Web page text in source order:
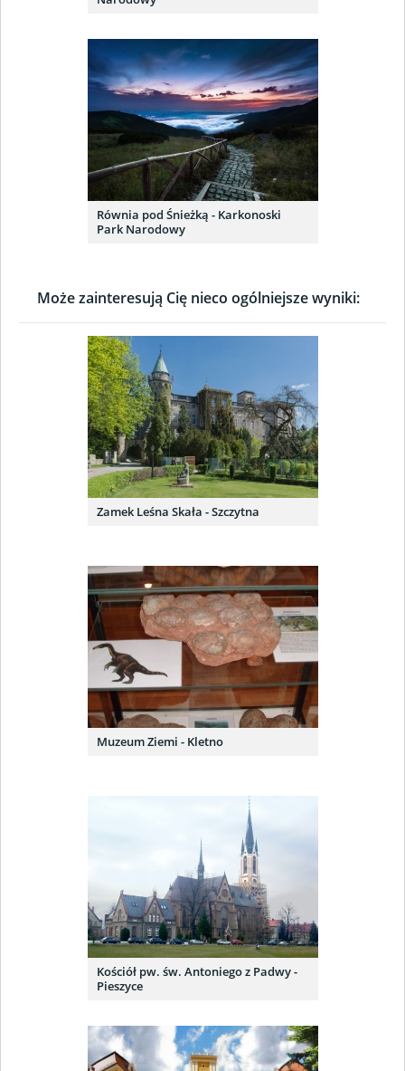
Równia pod Śnieżką - Karkonoski
Park Narodowy
Może zainteresują Cię nieco ogólniejsze wyniki:
Zamek Leśna Skała - Szczytna
Muzeum Ziemi - Kletno
Kościół pw. św. Antoniego z Padwy -
Pieszyce